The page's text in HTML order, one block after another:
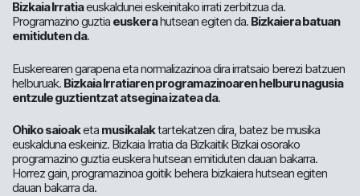
Bizkaia Irratiaeuskaldunei eskeinitako irrati zerbitzua da.
Programazino guztia euskerahutsean egiten da. Bizkaiera batuan
emitiduten da.
Euskerearen garapena eta normalizazinoa dira irratsaio berezi batzuen
helburuak. Bizkaia Irratiaren programazinoaren helburu nagusia
entzule guztientzat atsegina izatea da.
Ohiko saioaketa musikalaktartekatzen dira, batez be musika
euskalduna eskeiniz. Bizkaia Irratia da Bizkaitik Bizkai osorako
programazino guztia euskera hutsean emitiduten dauan bakarra.
Horrez gain, programazinoa goitik behera bizkaiera hutsean egiten
dauan bakarra da.